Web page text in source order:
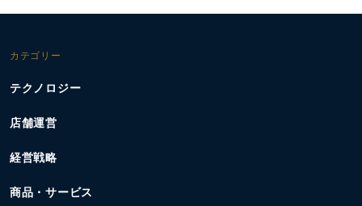
カテゴリー
テクノロジー
店舗運営
経営戦略
商品・サービス